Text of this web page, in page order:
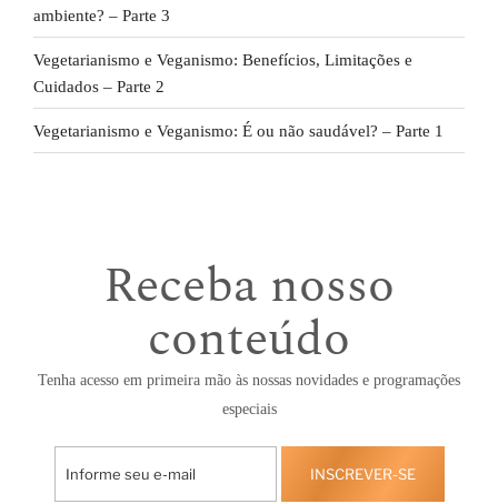
ambiente? – Parte 3
Vegetarianismo e Veganismo: Benefícios, Limitações e
Cuidados – Parte 2
Vegetarianismo e Veganismo: É ou não saudável? – Parte 1
Receba nosso
conteúdo
Tenha acesso em primeira mão às nossas novidades e programações
especiais
INSCREVER-SE